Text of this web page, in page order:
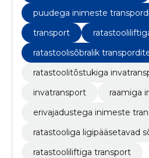
puudega inimeste
transport
ratastoolisõbralik
ratastoolitõstukiga
invatransport
raamiga
erivajadustega inimeste
ratastooliga ligipääsetavad
ratastooliliftiga transport